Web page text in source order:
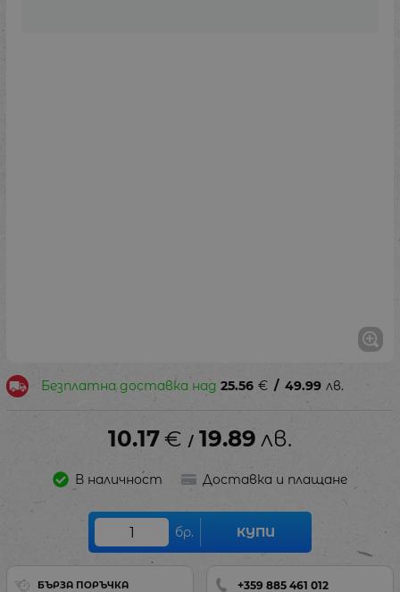
Безплатна доставка над 25.56 € / 49.99 лв.
10.17€ / 19.89 лв.
В наличност Доставка и плащане
бр. КУПИ
БЪРЗА ПОРЪЧКА +359 885 461 012